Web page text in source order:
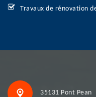
Travaux de rénovation
35131 Pont Pean